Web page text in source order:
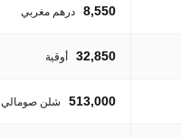
8,550 درهم مغربي
32,850 أوقية
513,000 شلن صومالي